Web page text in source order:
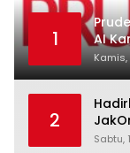
1
AI
2
Raih
Sabtu,